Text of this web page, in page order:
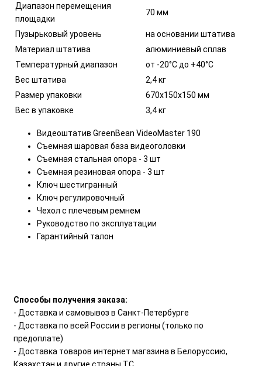
Диапазон перемещения
площадки
70 мм
Пузырьковый уровень
на основании штатива
Материал штатива
алюминиевый сплав
Температурный диапазон
от -20°C до +40°C
Вес штатива
2,4 кг
Размер упаковки
670х150х150 мм
Вес в упаковке
3,4 кг
Видеоштатив GreenBean VideoMaster 190
Съемная шаровая база видеоголовки
Съемная стальная опора - 3 шт
Съемная резиновая опора - 3 шт
Ключ шестигранный
Ключ регулировочный
Чехол с плечевым ремнем
Руководство по эксплуатации
Гарантийный талон
Способы получения заказа:
- Доставка и самовывоз в Санкт-Петербурге
- Доставка по всей России в регионы (только по
предоплате)
- Доставка товаров интернет магазина в Белоруссию,
Казахстан и другие страны ТС